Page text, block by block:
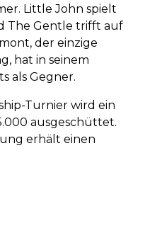
Little John spielt
The Gentle trifft auf
der einzige
hat in seinem
als Gegner.
Turnier wird ein
ausgeschüttet.
erhält einen